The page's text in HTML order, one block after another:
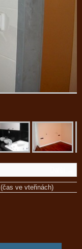
(čas ve vteřinách)